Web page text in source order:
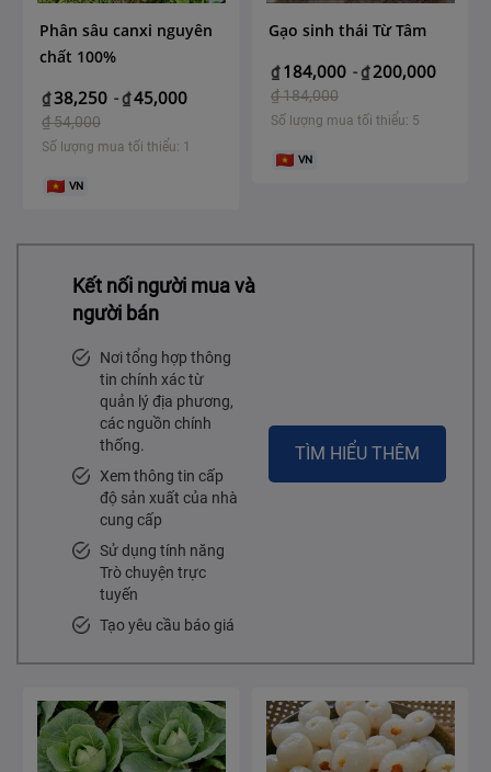
Phân sâu canxi nguyên
chất 100%
₫38,250 -₫45,000
₫54,000
Số lượng mua tối thiểu: 1
VN
Gạo sinh thái Từ Tâm
₫ 184,000 -₫ 200,000
₫184,000
Số lượng mua tối thiểu: 5
VN
Kết nối người mua và
người bán
Nơi tổng hợp thông
tin chính xác từ
quản lý địa phương,
các nguồn chính
thống.
Xem thông tin cấp
độ sản xuất của nhà
cung cấp
Sử dụng tính năng
Trò chuyện trực
tuyến
Tạo yêu cầu báo giá
TÌM HIỂU THÊM